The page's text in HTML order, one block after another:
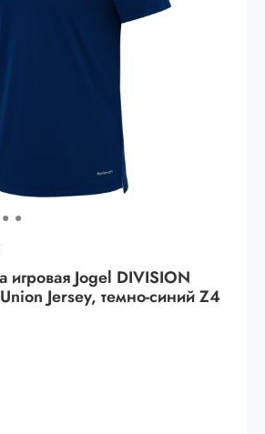
всех заказов за 6 месяцев
всех заказов за 6 месяцев -
400.000 рублей.
игровая Jogel DIVISION
Jersey, темно-синий Z4